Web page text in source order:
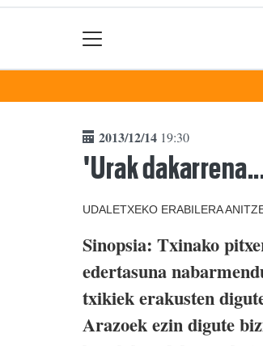
2013/12/14 19:30
'Urak
UDALETXEKO ERABILERA
Sinopsia: Txinako
edertasuna
txikiek erakusten
Arazoek ezin digute